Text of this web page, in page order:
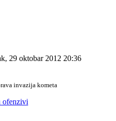
29 oktobar 2012 20:36
invazija kometa
ofenzivi